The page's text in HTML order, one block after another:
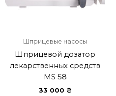
Шприцевые насосы
Шприцевой дозатор
лекарственных средств
MS 58
33 000 ₴